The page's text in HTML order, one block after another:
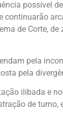
possível
continuarão
de Corte,
pela
pela
ilibada e
de